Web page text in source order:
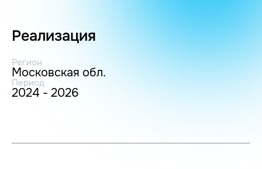
Реализация
Регион
Московская обл.
Период
2024 - 2026